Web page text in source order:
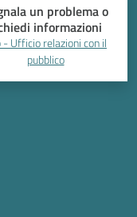
un problema o
informazioni
- Ufficio relazioni con il
pubblico